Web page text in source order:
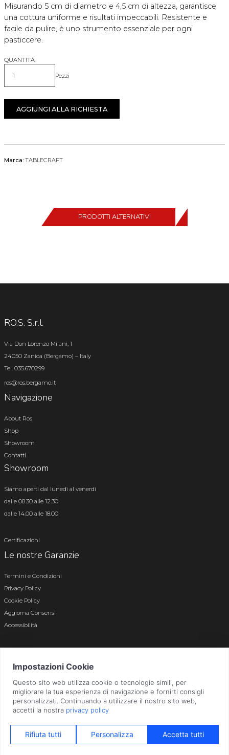
Misurando 5 cm di diametro e 4,5 cm di altezza, garantisce
una cottura uniforme e risultati impeccabili. Resistente e
facile da pulire, è uno strumento essenziale per ogni
pasticcere.
QUANTITÀ
Quantità Pezzi
AGGIUNGI ALLA RICHIESTA
Marca: TABLECRAFT
PRODOTTI ALTERNATIVI
RO.S. S.r.l.
Via Don Lorenzo Milani, 1
24050 Zanica (Bergamo) – Italy
Tel. 035.670299
ros@ros.bergamo.it
Navigazione
About Ros
Shop
Showroom
Contatti
Showroom
Siamo aperti dal lunedì al venerdì
dalle 08.30 alle 12.30
dalle 14.00 alle 18.00
Certificazioni
Le nostre Garanzie
Termini e Condizioni
Privacy Policy
Cookie Policy
Aggiorna Consensi
Accessibilità
Bergamo n. 01496180165 · Capitale Sociale i.v. € 800.000,00